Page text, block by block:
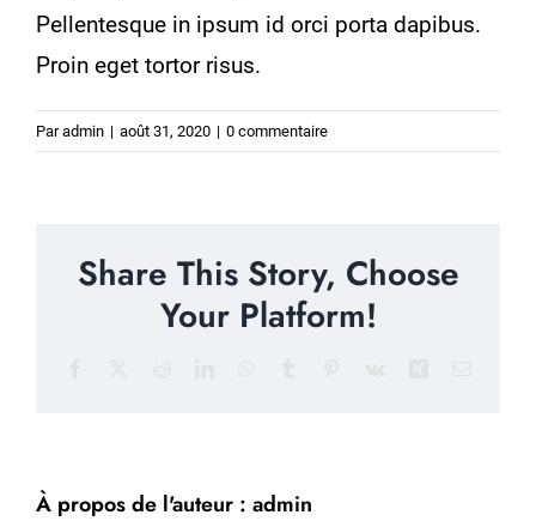
Pellentesque in ipsum id orci porta dapibus.
Proin eget tortor risus.
Paradmin | août 31, 2020 | 0 commentaire
Share This Story, Choose
Your Platform!
À propos de l'auteur : admin